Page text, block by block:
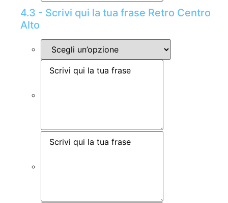
4.3 - Scrivi qui la tua frase Retro Centro
Alto